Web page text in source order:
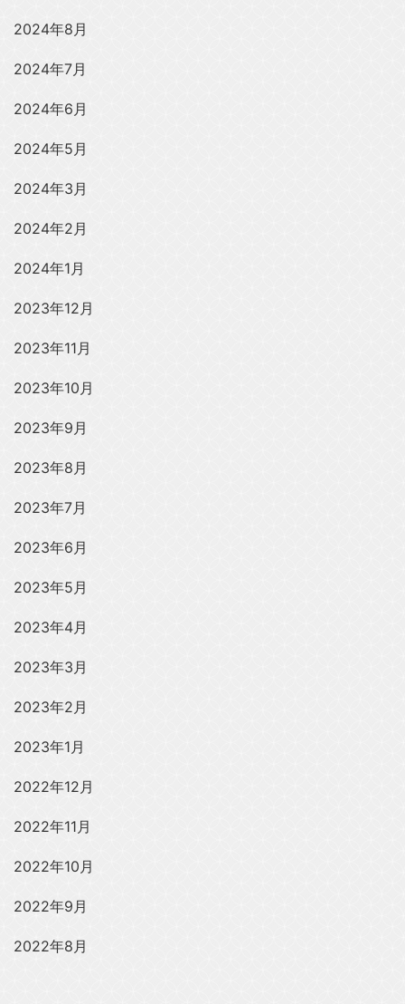
2024年8月
2024年7月
2024年6月
2024年5月
2024年3月
2024年2月
2024年1月
2023年12月
2023年11月
2023年10月
2023年9月
2023年8月
2023年7月
2023年6月
2023年5月
2023年4月
2023年3月
2023年2月
2023年1月
2022年12月
2022年11月
2022年10月
2022年9月
2022年8月